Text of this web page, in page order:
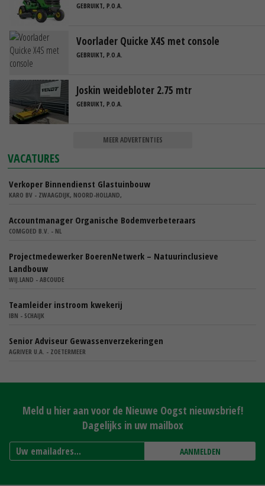
GEBRUIKT, P.O.A.
Voorlader Quicke X4S met console
GEBRUIKT, P.O.A.
Joskin weidebloter 2.75 mtr
GEBRUIKT, P.O.A.
MEER ADVERTENTIES
VACATURES
Verkoper Binnendienst Glastuinbouw
KARO BV - ZWAAGDIJK, NOORD-HOLLAND,
Accountmanager Organische Bodemverbeteraars
COMGOED B.V. - NL
Projectmedewerker BoerenNetwerk – Natuurinclusieve
Landbouw
WIJ.LAND - ABCOUDE
Teamleider instroom kwekerij
IBN - SCHAIJK
Senior Adviseur Gewassenverzekeringen
AGRIVER U.A. - ZOETERMEER
Meld u hier aan voor de Nieuwe Oogst nieuwsbrief!
Dagelijks in uw mailbox
AANMELDEN